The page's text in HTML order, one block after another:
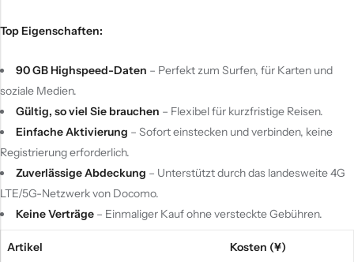
Top Eigenschaften:
90 GB Highspeed-Daten – Perfekt zum Surfen, für Karten und
soziale Medien.
Gültig, so viel Sie brauchen – Flexibel für kurzfristige Reisen.
Einfache Aktivierung – Sofort einstecken und verbinden, keine
Registrierung erforderlich.
Zuverlässige Abdeckung – Unterstützt durch das landesweite 4G
LTE/5G-Netzwerk von Docomo.
Keine Verträge – Einmaliger Kauf ohne versteckte Gebühren.
Artikel Kosten (¥)